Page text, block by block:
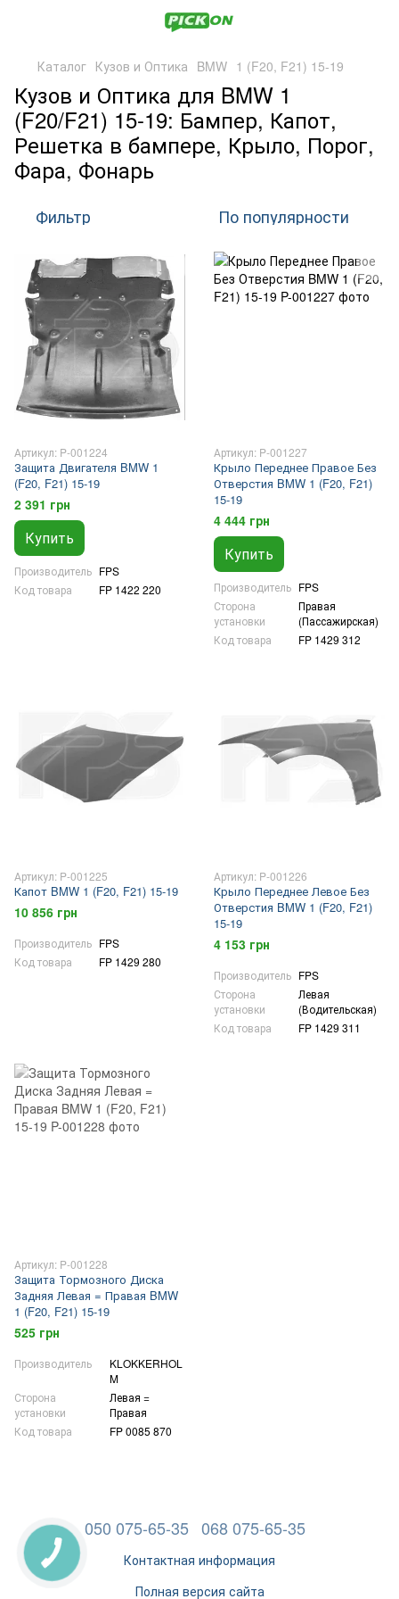
Каталог Кузов и Оптика BMW 1 (F20, F21) 15-19
Кузов и Оптика для BMW 1
(F20/F21) 15-19: Бампер, Капот,
Решетка в бампере, Крыло, Порог,
Фара, Фонарь
Фильтр По популярности
Артикул: P-001224
Защита Двигателя BMW 1
(F20, F21) 15-19
2 391 грн
Купить
Производитель FPS
Код товара
FP 1422 220
Артикул: P-001227
Крыло Переднее Правое Без
Отверстия BMW 1 (F20, F21)
15-19
4 444 грн
Купить
Производитель FPS
Сторона
установки
Правая
(Пассажирская)
Код товара
FP 1429 312
Артикул: P-001225
Капот BMW 1 (F20, F21) 15-19
10 856 грн
Производитель FPS
Код товара
FP 1429 280
Артикул: P-001226
Крыло Переднее Левое Без
Отверстия BMW 1 (F20, F21)
15-19
4 153 грн
Производитель FPS
Сторона
установки
Левая
(Водительская)
Код товара
FP 1429 311
Артикул: P-001228
Защита Тормозного Диска
Задняя Левая = Правая BMW
1 (F20, F21) 15-19
525 грн
Производитель
KLOKKERHOL
M
Сторона
установки
Левая =
Правая
Код товара
FP 0085 870
050 075-65-35 068 075-65-35
Контактная информация
Полная версия сайта